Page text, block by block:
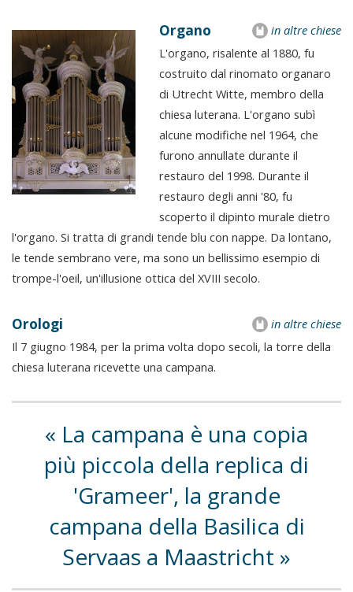
in altre chiese
Organo
L'organo, risalente al 1880, fu
costruito dal rinomato organaro
di Utrecht Witte, membro della
chiesa luterana. L'organo subì
alcune modifiche nel 1964, che
furono annullate durante il
restauro del 1998. Durante il
restauro degli anni '80, fu
scoperto il dipinto murale dietro
l'organo. Si tratta di grandi tende blu con nappe. Da lontano,
le tende sembrano vere, ma sono un bellissimo esempio di
trompe-l'oeil, un'illusione ottica del XVIII secolo.
in altre chiese
Orologi
Il 7 giugno 1984, per la prima volta dopo secoli, la torre della
chiesa luterana ricevette una campana.
La campana è una copia
più piccola della replica di
'Grameer', la grande
campana della Basilica di
Servaas a Maastricht